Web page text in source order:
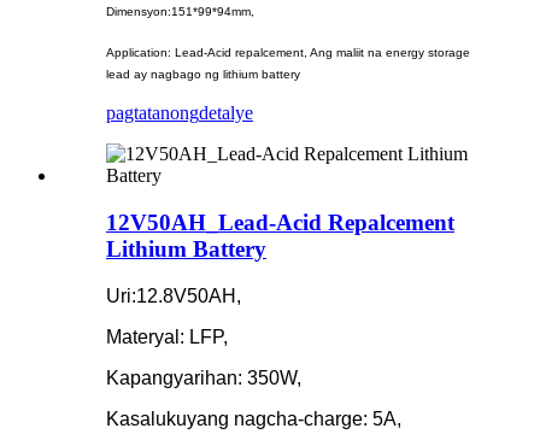
Dimensyon:151*99*94mm,
Application: Lead-Acid repalcement, Ang maliit na energy storage
lead ay nagbago ng lithium battery
pagtatanongdetalye
12V50AH_Lead-Acid Repalcement
Lithium Battery
Uri:12.8V50AH,
Materyal: LFP,
Kapangyarihan: 350W,
Kasalukuyang nagcha-charge: 5A,